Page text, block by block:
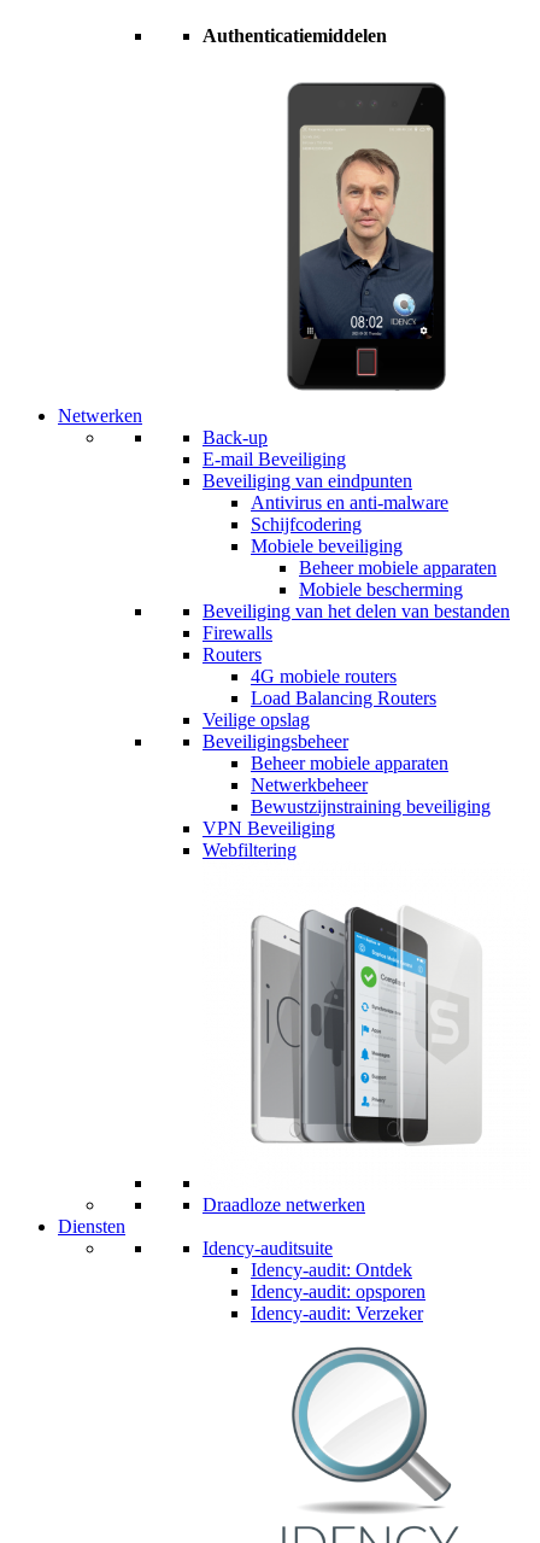
Authenticatiemiddelen
Netwerken
Back-up
E-mail Beveiliging
Beveiliging van eindpunten
Antivirus en anti-malware
Schijfcodering
Mobiele beveiliging
Beheer mobiele apparaten
Mobiele bescherming
Beveiliging van het delen van bestanden
Firewalls
Routers
4G mobiele routers
Load Balancing Routers
Veilige opslag
Beveiligingsbeheer
Beheer mobiele apparaten
Netwerkbeheer
Bewustzijnstraining beveiliging
VPN Beveiliging
Webfiltering
Draadloze netwerken
Diensten
Idency-auditsuite
Idency-audit: Ontdek
Idency-audit: opsporen
Idency-audit: Verzeker